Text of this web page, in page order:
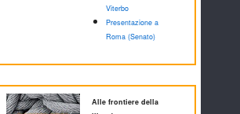
Viterbo
Presentazione a
Roma (Senato)
Alle frontiere della